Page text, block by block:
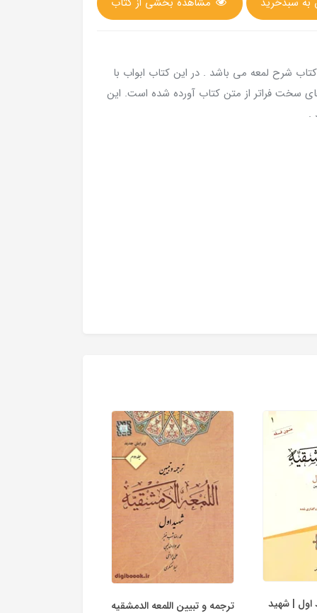
صد متون فقه شامل نکات 36 باب از کتاب شرح لمعه می باشد . در این کتاب ابواب با
سخت فراتر از متن کتاب آورده شده است. این
.
اول | شهید
ترجمه و تبیین اللمعه الدمشقیه